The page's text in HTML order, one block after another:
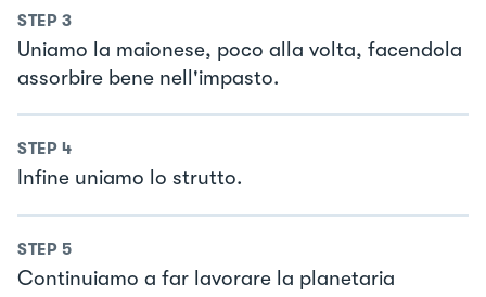
STEP 3
Uniamo la maionese, poco alla volta, facendola
assorbire bene nell'impasto.
STEP 4
Infine uniamo lo strutto.
STEP 5
Continuiamo a far lavorare la planetaria